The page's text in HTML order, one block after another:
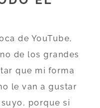
de YouTube,
de los grandes
que mi forma
le van a gustar
porque si